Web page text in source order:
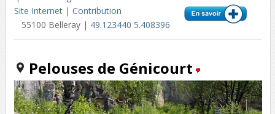
Site Internet| Contribution
55100 Belleray | 49.123440 5.408396
Pelouses de Génicourt